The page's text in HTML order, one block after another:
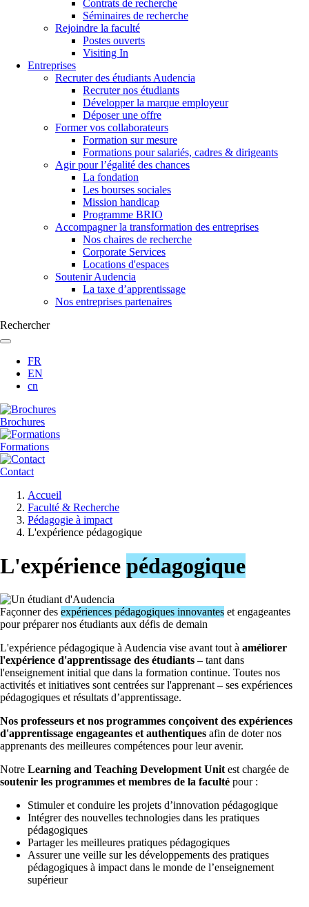
Contrats de recherche
Séminaires de recherche
Rejoindre la faculté
Postes ouverts
Visiting In
Entreprises
Recruter des étudiants Audencia
Recruter nos étudiants
Développer la marque employeur
Déposer une offre
Former vos collaborateurs
Formation sur mesure
Formations pour salariés, cadres & dirigeants
Agir pour l’égalité des chances
La fondation
Les bourses sociales
Mission handicap
Programme BRIO
Accompagner la transformation des entreprises
Nos chaires de recherche
Corporate Services
Locations d'espaces
Soutenir Audencia
La taxe d’apprentissage
Nos entreprises partenaires
Rechercher
FR
EN
cn
Brochures
Formations
Contact
d'Ariane
Accueil
Faculté & Recherche
Pédagogie à impact
L'expérience pédagogique
L'expérience pédagogique
Façonner des expériences pédagogiques innovantes et engageantes
pour préparer nos étudiants aux défis de demain
L'expérience pédagogique à Audencia vise avant tout à améliorer
l'expérience d'apprentissage des étudiants – tant dans
l'enseignement initial que dans la formation continue. Toutes nos
activités et initiatives sont centrées sur l'apprenant – ses expériences
pédagogiques et résultats d’apprentissage.
Nos professeurs et nos programmes conçoivent des expériences
d'apprentissage engageantes et authentiques afin de doter nos
apprenants des meilleures compétences pour leur avenir.
Notre Learning and Teaching Development Unit est chargée de
soutenir les programmes et membres de la faculté pour :
Stimuler et conduire les projets d’innovation pédagogique
Intégrer des nouvelles technologies dans les pratiques
pédagogiques
Partager les meilleures pratiques pédagogiques
Assurer une veille sur les développements des pratiques
pédagogiques à impact dans le monde de l’enseignement
supérieur